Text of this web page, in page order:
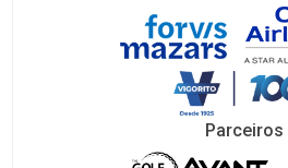
Parceiros